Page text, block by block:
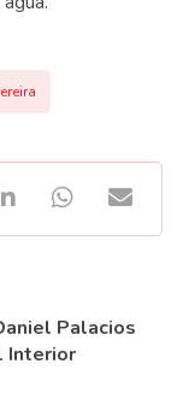
Palacios
Interior